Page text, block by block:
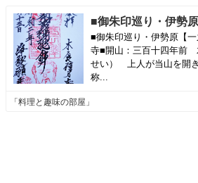
■御朱印巡り・伊勢原【
寺■開山：三百十四年前
せい） 上人が当山を開
称...
「料理と趣味の部屋」